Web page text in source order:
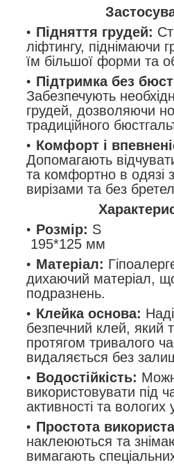
Підняття грудей:
ліфтингу, піднімаючи
їм більшої форми та
Підтримка без
Забезпечують
грудей, дозволяючи
традиційного
Комфорт і
Допомагають
та комфортно в одязі
вирізами та без
Розмір: S
195*125 мм
Матеріал:
дихаючий матеріал,
подразнень.
Клейка основа:
безпечний клей, який
протягом тривалого
видаляється без
Водостійкість:
використовувати під
активності та вологих
Простота
наклеюються та
вимагають